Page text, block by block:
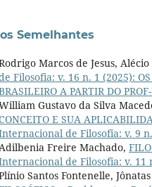
Semelhantes
Marcos de Jesus,
Filosofia: v. 16 n. 1 (2025):
A PARTIR DO
Gustavo da Silva
E SUA
de Filosofia: v. 9
Freire Machado,
de Filosofia: v. 11
Santos Fontenelle,